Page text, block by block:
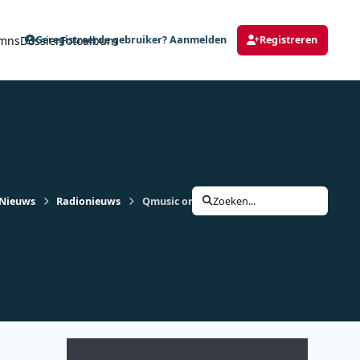
DossierFotoalbum
Geregistreerde gebruiker? Aanmelden Registreren
Nieuws Radionieuws Qmusic organiseert zomerfeest op Texel
Zoeken...